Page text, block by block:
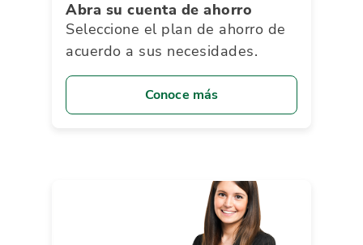
Abra su cuenta de ahorro
Seleccione el plan de ahorro de
acuerdo a sus necesidades.
Conoce más